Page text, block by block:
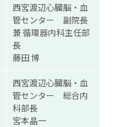
西宮渡辺心臓脳・血
管センター 副院長
兼 循環器内科主任部
長
藤田 博
西宮渡辺心臓脳・血
管センター 総合内
科部長
宮本晶一